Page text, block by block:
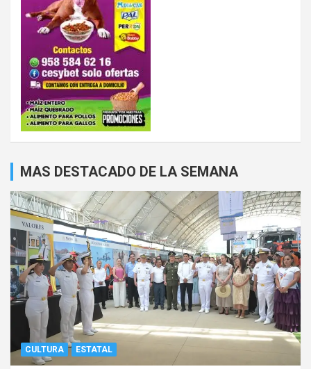
MAS DESTACADO DE LA SEMANA
CULTURA ESTATAL